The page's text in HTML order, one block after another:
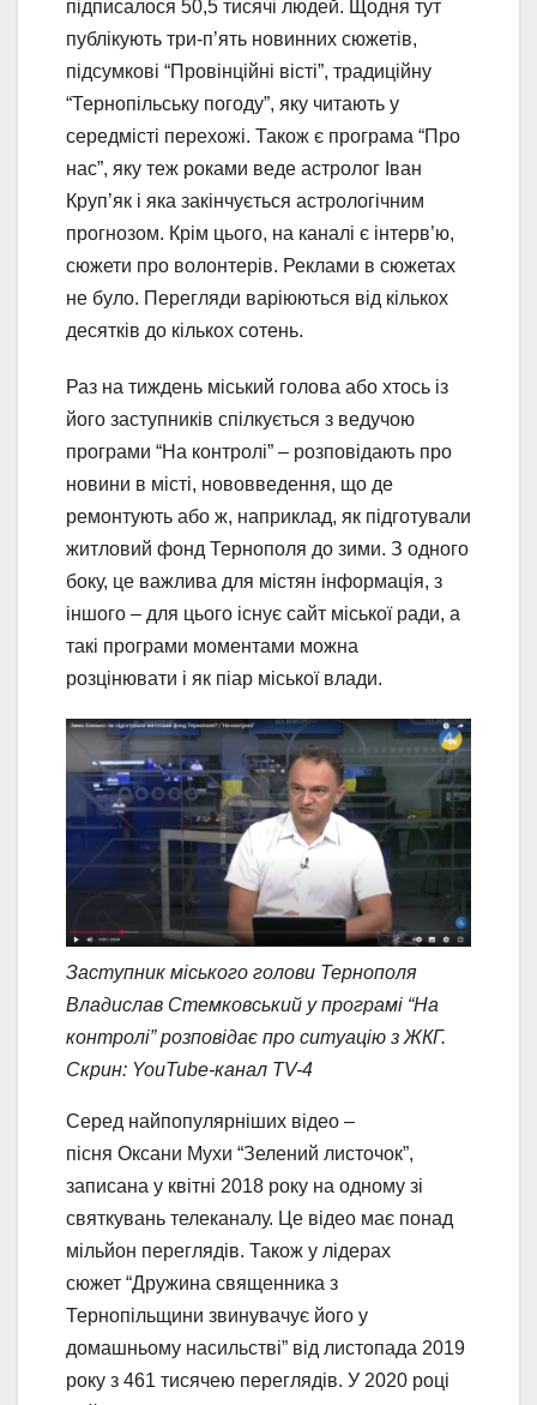
підписалося 50,5 тисячі людей. Щодня тут
публікують три-п’ять новинних сюжетів,
підсумкові “Провінційні вісті”, традиційну
“Тернопільську погоду”, яку читають у
середмісті перехожі. Також є програма “Про
нас”, яку теж роками веде астролог Іван
Круп’як і яка закінчується астрологічним
прогнозом. Крім цього, на каналі є інтерв’ю,
сюжети про волонтерів. Реклами в сюжетах
не було. Перегляди варіюються від кількох
десятків до кількох сотень.
Раз на тиждень міський голова або хтось із
його заступників спілкується з ведучою
програми “На контролі” – розповідають про
новини в місті, нововведення, що де
ремонтують або ж, наприклад, як підготували
житловий фонд Тернополя до зими. З одного
боку, це важлива для містян інформація, з
іншого – для цього існує сайт міської ради, а
такі програми моментами можна
розцінювати і як піар міської влади.
Заступник міського голови Тернополя
Владислав Стемковський у програмі “На
контролі” розповідає про ситуацію з ЖКГ.
Скрин: YouTube-канал TV-4
Серед найпопулярніших відео –
пісня Оксани Мухи “Зелений листочок”,
записана у квітні 2018 року на одному зі
святкувань телеканалу. Це відео має понад
мільйон переглядів. Також у лідерах
сюжет “Дружина священника з
Тернопільщини звинувачує його у
домашньому насильстві” від листопада 2019
року з 461 тисячею переглядів. У 2020 році